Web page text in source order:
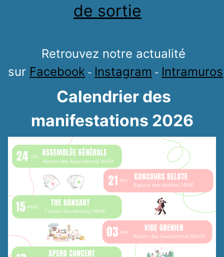
de sortie
Retrouvez notre actualité
sur Facebook - Instagram - Intramuros
Calendrier des
manifestations 2026